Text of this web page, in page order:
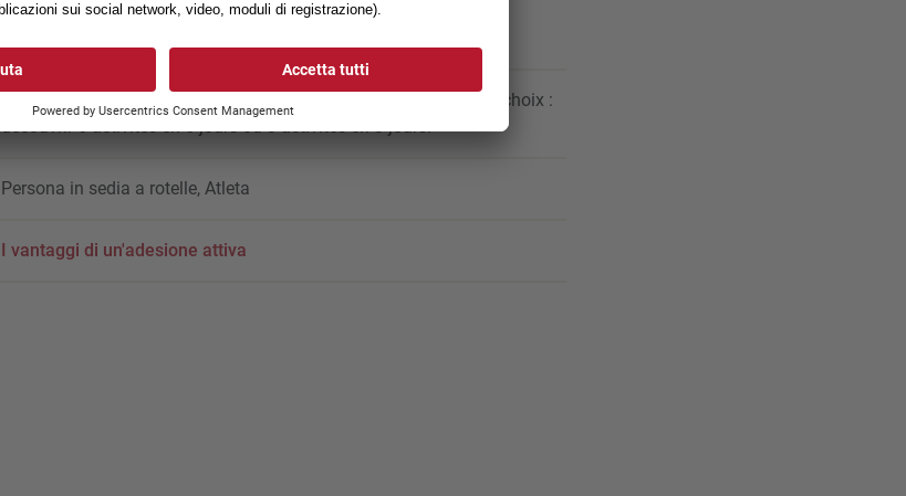
La grande diversité du sport en fauteuil roulant t'attend. Tu as le choix :
découvrir 6 activités en 6 jours ou 3 activités en 3 jours.
Persona in sedia a rotelle, Atleta
I vantaggi di un'adesione attiva